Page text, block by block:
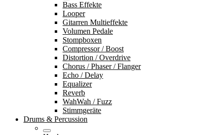
Bass Effekte
Looper
Gitarren Multieffekte
Volumen Pedale
Stompboxen
Compressor / Boost
Distortion / Overdrive
Chorus / Phaser / Flanger
Echo / Delay
Equalizer
Reverb
WahWah / Fuzz
Stimmgeräte
Drums & Percussion